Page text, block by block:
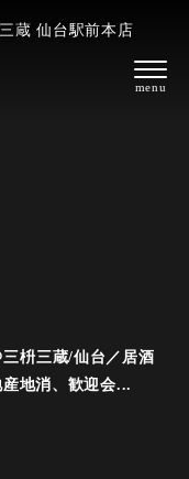
蔵 仙台駅前本店
枡三蔵/仙台／居酒
地消、歓迎会...